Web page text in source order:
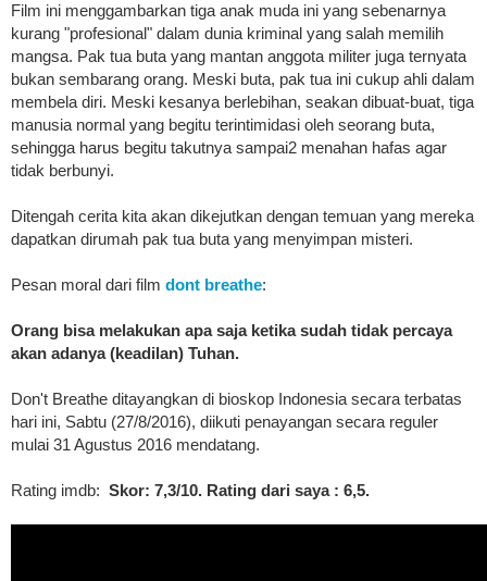
Film ini menggambarkan tiga anak muda ini yang sebenarnya
kurang "profesional" dalam dunia kriminal yang salah memilih
mangsa. Pak tua buta yang mantan anggota militer juga ternyata
bukan sembarang orang. Meski buta, pak tua ini cukup ahli dalam
membela diri. Meski kesanya berlebihan, seakan dibuat-buat, tiga
manusia normal yang begitu terintimidasi oleh seorang buta,
sehingga harus begitu takutnya sampai2 menahan hafas agar
tidak berbunyi.
Ditengah cerita kita akan dikejutkan dengan temuan yang mereka
dapatkan dirumah pak tua buta yang menyimpan misteri.
Pesan moral dari film dont breathe:
Orang bisa melakukan apa saja ketika sudah tidak percaya
akan adanya (keadilan) Tuhan.
Don't Breathe ditayangkan di bioskop Indonesia secara terbatas
hari ini, Sabtu (27/8/2016), diikuti penayangan secara reguler
mulai 31 Agustus 2016 mendatang.
Rating imdb: Skor: 7,3/10. Rating dari saya : 6,5.